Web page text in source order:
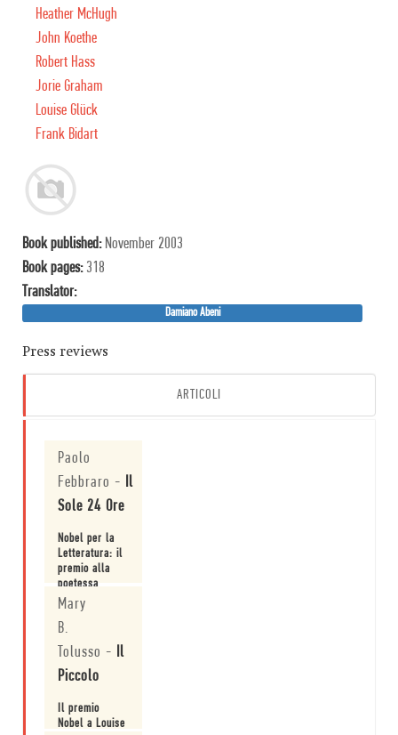
Heather McHugh
John Koethe
Robert Hass
Jorie Graham
Louise Glück
Frank Bidart
Book published: November 2003
Book pages: 318
Translator:
Damiano Abeni
Press reviews
ARTICOLI
Paolo
Febbraro - Il
Sole 24 Ore
Nobel per la
Letteratura: il
premio alla
poetessa
statunitense
Louise Glück.
Mary
B.
Tolusso - Il
Piccolo
Il premio
Nobel a Louise